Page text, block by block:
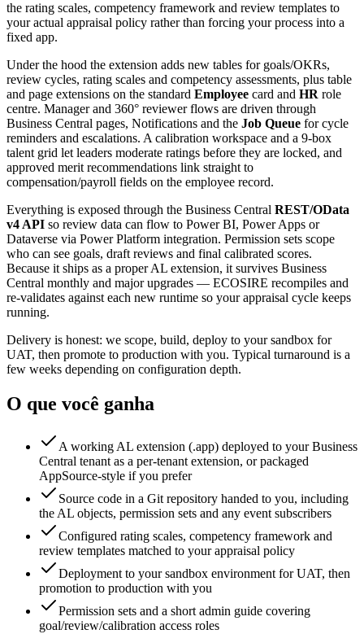
the rating scales, competency framework and review templates to
your actual appraisal policy rather than forcing your process into a
fixed app.
Under the hood the extension adds new tables for goals/OKRs,
review cycles, rating scales and competency assessments, plus table
and page extensions on the standard Employee card and HR role
centre. Manager and 360° reviewer flows are driven through
Business Central pages, Notifications and the Job Queue for cycle
reminders and escalations. A calibration workspace and a 9-box
talent grid let leaders moderate ratings before they are locked, and
approved merit recommendations link straight to
compensation/payroll fields on the employee record.
Everything is exposed through the Business Central REST/OData
v4 API so review data can flow to Power BI, Power Apps or
Dataverse via Power Platform integration. Permission sets scope
who can see goals, draft reviews and final calibrated scores.
Because it ships as a proper AL extension, it survives Business
Central monthly and major upgrades — ECOSIRE recompiles and
re-validates against each new runtime so your appraisal cycle keeps
running.
Delivery is honest: we scope, build, deploy to your sandbox for
UAT, then promote to production with you. Typical turnaround is a
few weeks depending on configuration depth.
O que você ganha
A working AL extension (.app) deployed to your Business
Central tenant as a per-tenant extension, or packaged
AppSource-style if you prefer
Source code in a Git repository handed to you, including
the AL objects, permission sets and any event subscribers
Configured rating scales, competency framework and
review templates matched to your appraisal policy
Deployment to your sandbox environment for UAT, then
promotion to production with you
Permission sets and a short admin guide covering
goal/review/calibration access roles